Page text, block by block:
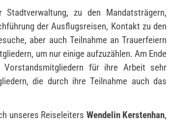
zu den Mandatsträgern,
der Ausflugsreisen, Kontakt zu den
aber auch Teilnahme an Trauerfeiern
um nur einige aufzuzählen. Am Ende
für ihre Arbeit sehr
die durch ihre Teilnahme auch das
unseres Reiseleiters Wendelin Kerstenhan,